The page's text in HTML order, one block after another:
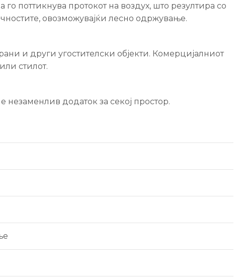
поттикнува протокот на воздух, што резултира со
овозможувајќи лесно одржување.
и други угостителски објекти. Комерцијалниот
стилот.
додаток за секој простор.